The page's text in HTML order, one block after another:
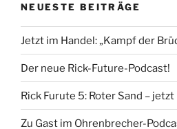
NEUESTE BEITRÄGE
Jetzt im Handel: „Kampf der
Der neue Rick-Future-Podcast!
Rick Furute 5: Roter Sand –
Zu Gast im Ohrenbrecher-